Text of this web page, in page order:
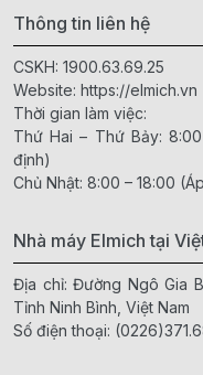
Thông tin liên hệ
CSKH: 1900.63.69.25
Website: https://elmich.vn
Thời gian làm việc:
Thứ Hai – Thứ Bảy:
định)
Chủ Nhật: 8:00 – 18:00
Nhà máy Elmich tại
Địa chỉ: Đường Ngô Gia
Tỉnh Ninh Bình, Việt Nam
Số điện thoại: